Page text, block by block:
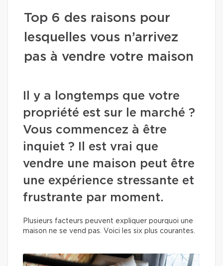
Top 6 des raisons pour
lesquelles vous n’arrivez
pas à vendre votre maison
Il y a longtemps que votre
propriété est sur le marché ?
Vous commencez à être
inquiet ? Il est vrai que
vendre une maison peut être
une expérience stressante et
frustrante par moment.
Plusieurs facteurs peuvent expliquer pourquoi une
maison ne se vend pas. Voici les six plus courantes.